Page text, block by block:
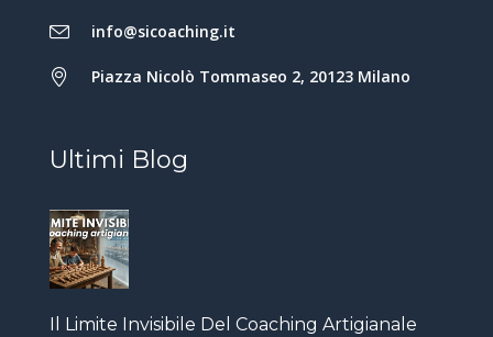
info@sicoaching.it
Piazza Nicolò Tommaseo 2, 20123 Milano
Ultimi Blog
Il Limite Invisibile Del Coaching Artigianale